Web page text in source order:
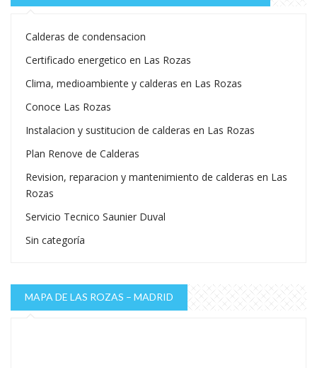
Calderas de condensacion
Certificado energetico en Las Rozas
Clima, medioambiente y calderas en Las Rozas
Conoce Las Rozas
Instalacion y sustitucion de calderas en Las Rozas
Plan Renove de Calderas
Revision, reparacion y mantenimiento de calderas en Las
Rozas
Servicio Tecnico Saunier Duval
Sin categoría
MAPA DE LAS ROZAS – MADRID